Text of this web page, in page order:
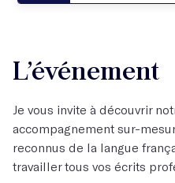
L’événement
Je vous invite à découvrir
accompagnement sur-
reconnus de la langue
travailler tous vos écrits